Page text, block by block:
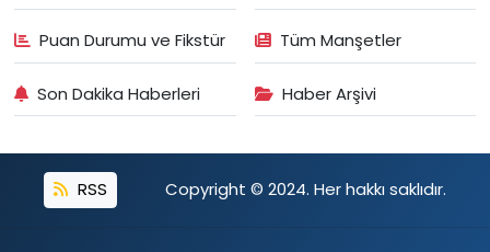
Puan Durumu ve Fikstür Tüm Manşetler
Son Dakika Haberleri Haber Arşivi
RSS Copyright © 2024. Her hakkı saklıdır.